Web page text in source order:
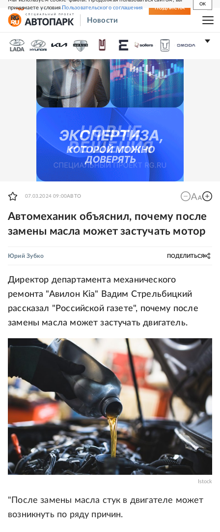
принимаете условияПользовательского соглашения
OK
СВЕЖИЙ НОМЕР ПОДПИСКА
Новости
07.03.2024 09:00АВТО
Автомеханик объяснил, почему после
замены масла может застучать мотор
Юрий Зубко ПОДЕЛИТЬСЯ
Директор департамента механического
ремонта "Авилон Kia" Вадим Стрельбицкий
рассказал "Российской газете", почему после
замены масла может застучать двигатель.
Istock
"После замены масла стук в двигателе может
возникнуть по ряду причин.